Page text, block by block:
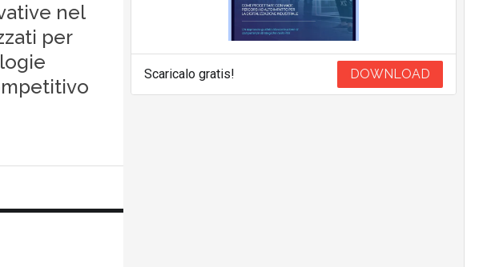
nel
per
Scaricalo gratis! DOWNLOAD